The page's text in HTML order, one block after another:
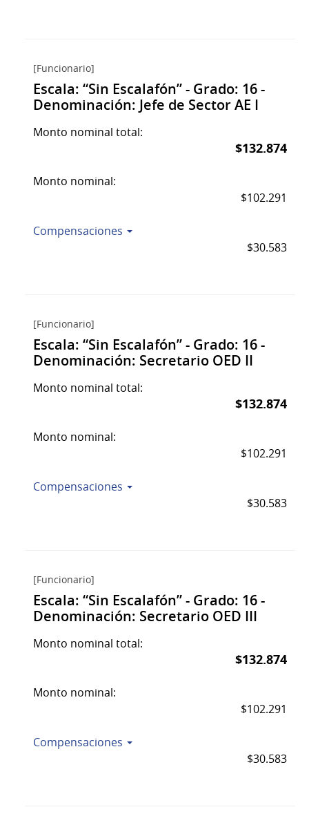
[Funcionario]
Escala: “Sin Escalafón” - Grado: 16 -
Denominación: Jefe de Sector AE I
Monto nominal total:
$132.874
Monto nominal:
$102.291
Compensaciones
$30.583
[Funcionario]
Escala: “Sin Escalafón” - Grado: 16 -
Denominación: Secretario OED II
Monto nominal total:
$132.874
Monto nominal:
$102.291
Compensaciones
$30.583
[Funcionario]
Escala: “Sin Escalafón” - Grado: 16 -
Denominación: Secretario OED III
Monto nominal total:
$132.874
Monto nominal:
$102.291
Compensaciones
$30.583